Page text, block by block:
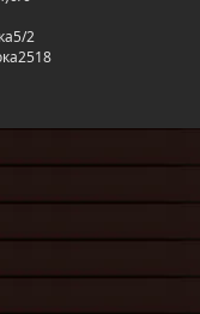
5/2
2518